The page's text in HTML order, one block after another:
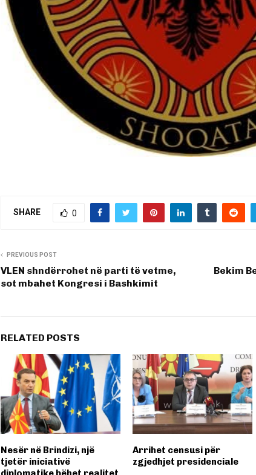
SHARE 0
PREVIOUS POST
VLEN shndërrohet në parti të vetme,
sot mbahet Kongresi i Bashkimit
Bekim
RELATED POSTS
Nesër në Brindizi, një
tjetër iniciativë
Arrihet censusi për
zgjedhjet presidenciale